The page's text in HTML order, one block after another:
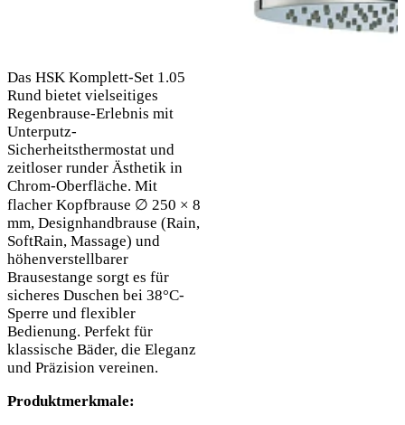
Das HSK Komplett-Set 1.05
Rund bietet vielseitiges
Regenbrause-Erlebnis mit
Unterputz-
Sicherheitsthermostat und
zeitloser runder Ästhetik in
Chrom-Oberfläche. Mit
flacher Kopfbrause ∅ 250 × 8
mm, Designhandbrause (Rain,
SoftRain, Massage) und
höhenverstellbarer
Brausestange sorgt es für
sicheres Duschen bei 38°C-
Sperre und flexibler
Bedienung. Perfekt für
klassische Bäder, die Eleganz
und Präzision vereinen.
Produktmerkmale: